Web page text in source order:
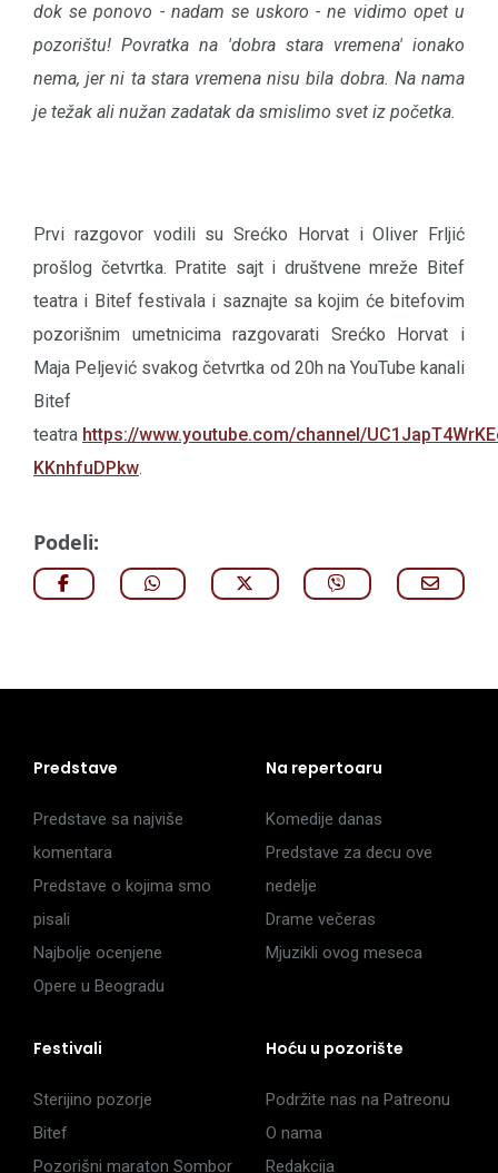
dok se ponovo - nadam se uskoro - ne vidimo opet u
pozorištu! Povratka na 'dobra stara vremena' ionako
nema, jer ni ta stara vremena nisu bila dobra. Na nama
je težak ali nužan zadatak da smislimo svet iz početka.
Prvi razgovor vodili su Srećko Horvat i Oliver Frljić
prošlog četvrtka. Pratite sajt i društvene mreže Bitef
teatra i Bitef festivala i saznajte sa kojim će bitefovim
pozorišnim umetnicima razgovarati Srećko Horvat i
Maja Peljević svakog četvrtka od 20h na YouTube kanali
Bitef
teatra https://www.youtube.com/channel/
KKnhfuDPkw.
Podeli:
Predstave
Predstave sa najviše
komentara
Predstave o kojima smo
pisali
Najbolje ocenjene
Opere u Beogradu
Na repertoaru
Komedije danas
Predstave za decu ove
nedelje
Drame večeras
Mjuzikli ovog meseca
Festivali
Sterijino pozorje
Bitef
Pozorišni maraton Sombor
Hoću u pozorište
Podržite nas na Patreonu
O nama
Redakcija